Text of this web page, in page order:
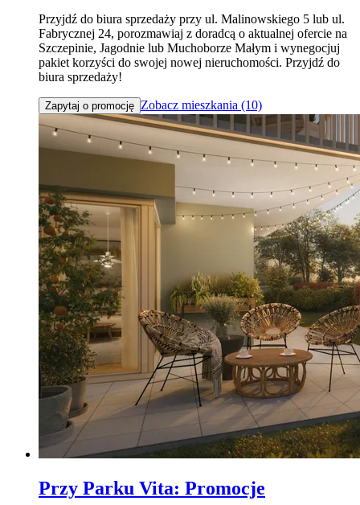
Przyjdź do biura sprzedaży przy ul. Malinowskiego 5 lub ul.
Fabrycznej 24, porozmawiaj z doradcą o aktualnej ofercie na
Szczepinie, Jagodnie lub Muchoborze Małym i wynegocjuj
pakiet korzyści do swojej nowej nieruchomości. Przyjdź do
biura sprzedaży!
Zapytaj o promocję Zobacz mieszkania (10)
Przy Parku Vita: Promocje